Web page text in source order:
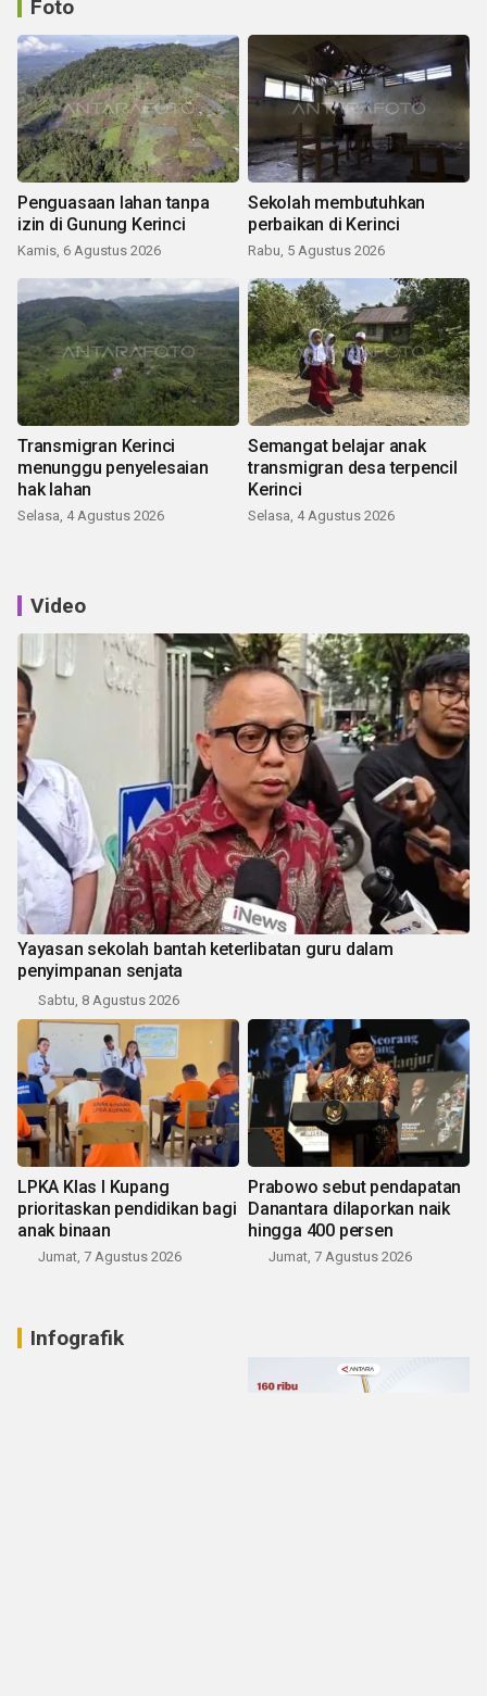
Foto
Penguasaan lahan tanpa
izin di Gunung Kerinci
Kamis, 6 Agustus 2026
Sekolah membutuhkan
perbaikan di Kerinci
Rabu, 5 Agustus 2026
Transmigran Kerinci
menunggu penyelesaian
hak lahan
Selasa, 4 Agustus 2026
Semangat belajar anak
transmigran desa terpencil
Kerinci
Selasa, 4 Agustus 2026
Video
Yayasan sekolah bantah keterlibatan guru dalam
penyimpanan senjata
Sabtu, 8 Agustus 2026
LPKA Klas I Kupang
prioritaskan pendidikan bagi
anak binaan
Jumat, 7 Agustus 2026
Prabowo sebut pendapatan
Danantara dilaporkan naik
hingga 400 persen
Jumat, 7 Agustus 2026
Infografik